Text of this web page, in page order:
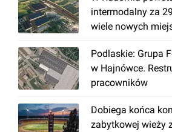
intermodalny za
wiele nowych
Podlaskie: Grupa
w Hajnówce.
pracowników
Dobiega końca
zabytkowej wieży